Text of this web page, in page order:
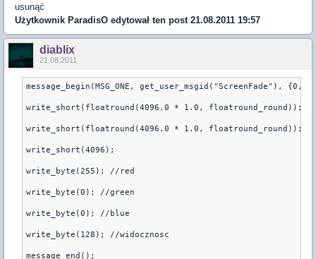
usunąć
Użytkownik ParadisO edytował ten post 21.08.2011 19:57
diablix
21.08.2011
message_begin(MSG_ONE, get_user_msgid("ScreenFade"),
write_short(floatround(4096.0 * 1.0, floatround_round));
write_short(floatround(4096.0 * 1.0, floatround_round));
write_short(4096);
write_byte(255); //red
write_byte(0); //green
write_byte(0); //blue
write_byte(128); //widocznosc
message_end();